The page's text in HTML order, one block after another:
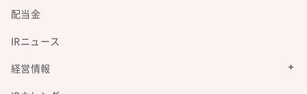
配当金
IRニュース
経営情報